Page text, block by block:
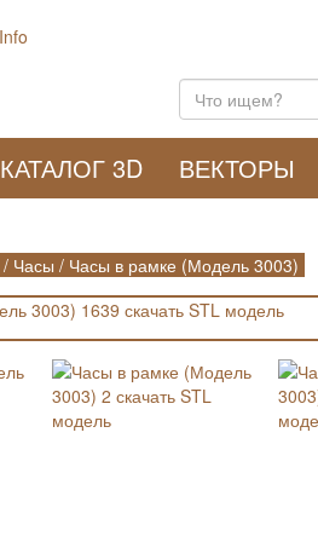
КАТАЛОГ 3D ВЕКТОРЫ
/ Часы / Часы в рамке (Модель 3003)